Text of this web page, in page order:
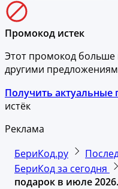
Промокод истек
Этот промокод больше
другими
Получить
истёк
Реклама
БериКод.ру
БериКод за сегодня
подарок в июле 2026.